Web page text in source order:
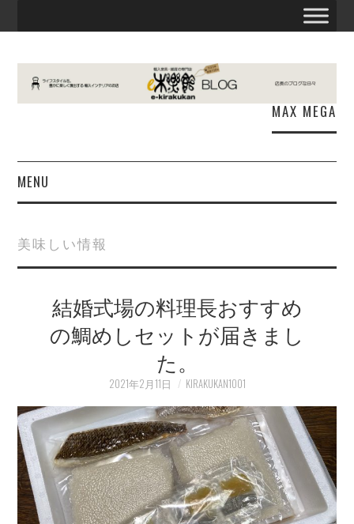
MAX MEGA
MENU
商品情報
出張
プライベート
お客様宅（事例）
インテリアの知恵袋
店長業務
美味しい情報
結婚式場の料理長おすすめ
の鯛めしセットが届きまし
た。
2021年2月11日 KIRAKUKAN1001